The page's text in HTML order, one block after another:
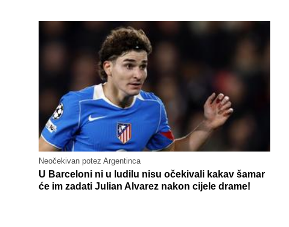
Neočekivan potez Argentinca
U Barceloni ni u ludilu nisu očekivali kakav šamar
će im zadati Julian Alvarez nakon cijele drame!